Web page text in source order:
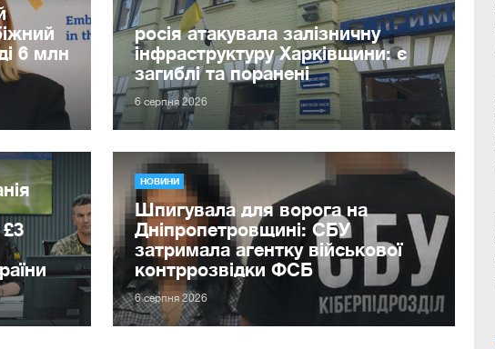
6 млн
росія атакувала залізничну
інфраструктуру Харківщини: є
загиблі та поранені
6 серпня 2026
НОВИНИ
Шпигувала для ворога на
Дніпропетровщині: СБУ
затримала агентку військової
контррозвідки ФСБ
6 серпня 2026